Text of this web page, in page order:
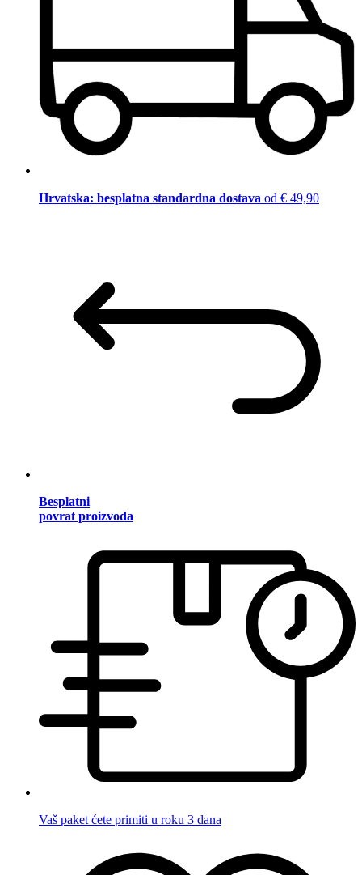
Hrvatska: besplatna standardna dostava od € 49,90
Besplatni
povrat proizvoda
Vaš paket ćete primiti u roku 3 dana